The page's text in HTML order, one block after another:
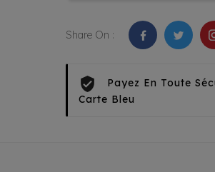
Share On :
Payez En Toute
Carte Bleu